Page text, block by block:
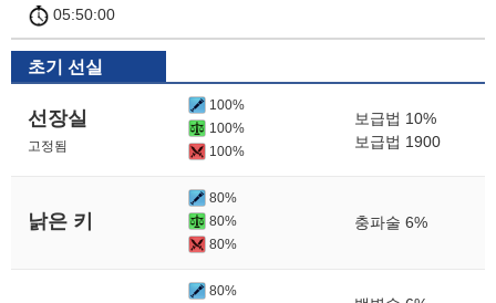
05:50:00
초기 선실
선장실
고정됨
100%
100%
100%
보급법 10%
보급법 1900
낡은 키
80%
80%
80%
충파술 6%
80%